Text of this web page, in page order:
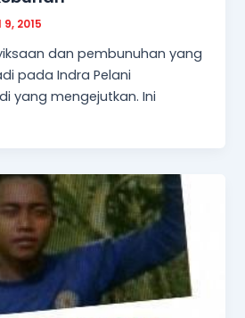
9, 2015
dan pembunuhan yang
pada Indra Pelani
yang mengejutkan. Ini